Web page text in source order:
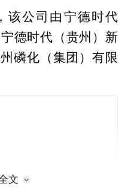
该公司由宁德时代
宁德时代（贵州）新
磷化（集团）有限
文